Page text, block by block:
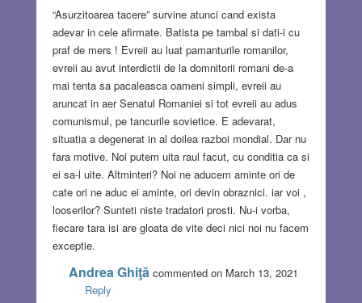
“Asurzitoarea tacere” survine atunci cand exista
adevar in cele afirmate. Batista pe tambal si dati-i cu
praf de mers ! Evreii au luat pamanturile romanilor,
evreii au avut interdictii de la domnitorii romani de-a
mai tenta sa pacaleasca oameni simpli, evreii au
aruncat in aer Senatul Romaniei si tot evreii au adus
comunismul, pe tancurile sovietice. E adevarat,
situatia a degenerat in al doilea razboi mondial. Dar nu
fara motive. Noi putem uita raul facut, cu conditia ca si
ei sa-l uite. Altminteri? Noi ne aducem aminte ori de
cate ori ne aduc ei aminte, ori devin obraznici. iar voi ,
looserilor? Sunteti niste tradatori prosti. Nu-i vorba,
fiecare tara isi are gloata de vite deci nici noi nu facem
exceptie.
Andrea Ghiţăcommented on March 13, 2021
Reply